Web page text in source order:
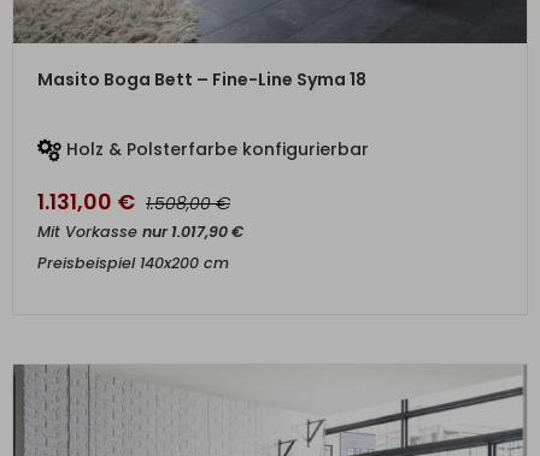
ZUM PRODUKT
Masito Boga Bett – Fine-Line Syma 18
Holz & Polsterfarbe konfigurierbar
1.131,00 € 1.508,00€
Mit Vorkasse nur1.017,90€
Preisbeispiel 140x200 cm